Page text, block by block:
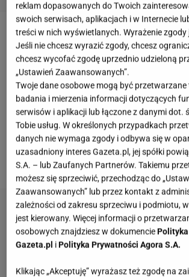
Sezon na śliwki otwiera przed nami
kulinarnych możliwości.Ciasta,
pierogi – pomysłów na ich
dostatkiem. Dziś przychodzimy do
wspomnieniem z dzieciństwa.
ustach knedle ze śliwkami, podane w
słodkiej śmietany i cynamonu to
dań wszystkich urwisów. Jak je
reklam dopasowanych do Twoich
swoich serwisach, aplikacjach i w Internecie
treści w nich wyświetlanych. Wyrażenie
Jeśli nie chcesz wyrazić zgody, chcesz
chcesz wycofać zgodę uprzednio udzieloną
„Ustawień Zaawansowanych”.
Twoje dane osobowe mogą być przetwarzane
badania i mierzenia informacji dotyczących
serwisów i aplikacji lub łączone z danymi dot.
Tobie usług. W określonych przypadkach
danych nie wymaga zgody i odbywa się w
uzasadniony interes Gazeta.pl, jej spółki
S.A. – lub Zaufanych Partnerów. Takiemu
możesz się sprzeciwić, przechodząc do
Zaawansowanych” lub przez kontakt z
zależności od zakresu sprzeciwu i podmiotu,
jest kierowany. Więcej informacji o
osobowych znajdziesz w dokumencie
Gazeta.pl iPolityka Prywatności Agora S.A.
Klikając „Akceptuję” wyrażasz też zgodę na